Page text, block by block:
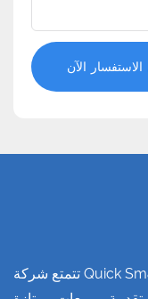
الآن
تتمتع شركة Quick Smart House